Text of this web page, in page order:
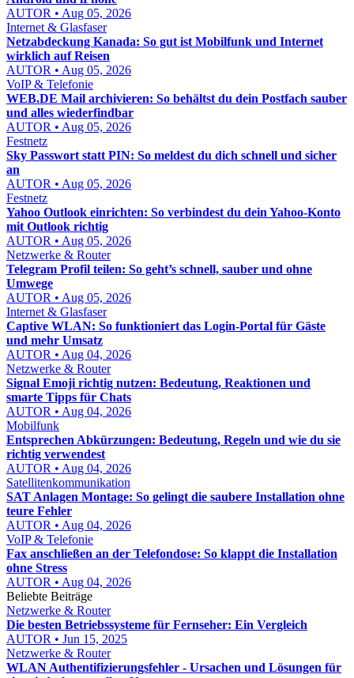
AUTOR • Aug 05, 2026
Internet & Glasfaser
Netzabdeckung Kanada: So gut ist Mobilfunk und Internet
wirklich auf Reisen
AUTOR • Aug 05, 2026
VoIP & Telefonie
WEB.DE Mail archivieren: So behältst du dein Postfach sauber
und alles wiederfindbar
AUTOR • Aug 05, 2026
Festnetz
Sky Passwort statt PIN: So meldest du dich schnell und sicher
an
AUTOR • Aug 05, 2026
Festnetz
Yahoo Outlook einrichten: So verbindest du dein Yahoo-Konto
mit Outlook richtig
AUTOR • Aug 05, 2026
Netzwerke & Router
Telegram Profil teilen: So geht’s schnell, sauber und ohne
Umwege
AUTOR • Aug 05, 2026
Internet & Glasfaser
Captive WLAN: So funktioniert das Login-Portal für Gäste
und mehr Umsatz
AUTOR • Aug 04, 2026
Netzwerke & Router
Signal Emoji richtig nutzen: Bedeutung, Reaktionen und
smarte Tipps für Chats
AUTOR • Aug 04, 2026
Mobilfunk
Entsprechen Abkürzungen: Bedeutung, Regeln und wie du sie
richtig verwendest
AUTOR • Aug 04, 2026
Satellitenkommunikation
SAT Anlagen Montage: So gelingt die saubere Installation ohne
teure Fehler
AUTOR • Aug 04, 2026
VoIP & Telefonie
Fax anschließen an der Telefondose: So klappt die Installation
ohne Stress
AUTOR • Aug 04, 2026
Beliebte Beiträge
Netzwerke & Router
Die besten Betriebssysteme für Fernseher: Ein Vergleich
AUTOR • Jun 15, 2025
Netzwerke & Router
WLAN Authentifizierungsfehler - Ursachen und Lösungen für